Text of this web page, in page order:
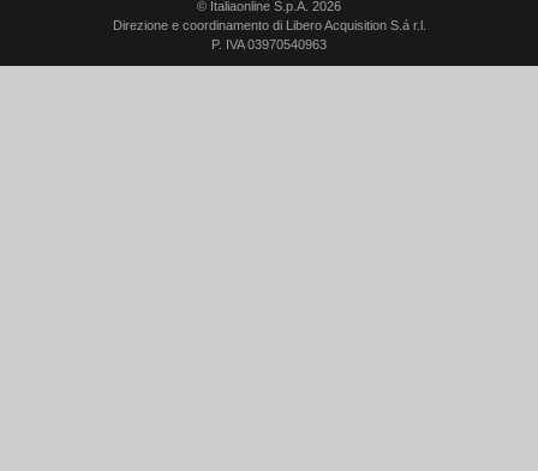
© Italiaonline S.p.A. 2026
Direzione e coordinamento di Libero Acquisition S.á r.l.
P. IVA 03970540963